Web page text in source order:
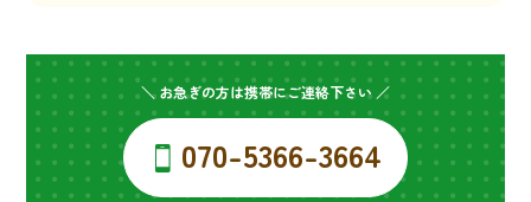
＼ お急ぎの方は携帯にご連絡下さい ／
070-5366-3664